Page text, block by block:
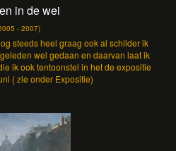
in de wei
- 2007)
steeds heel graag ook al schilder ik
wel gedaan en daarvan laat ik
ik ook tentoonstel in het de expositie
( zie onder Expositie)